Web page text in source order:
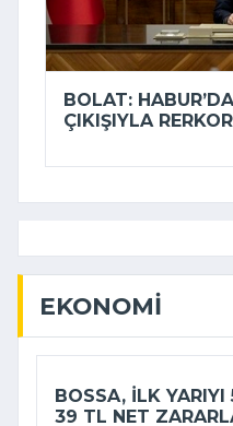
BOLAT:
ÇIKIŞIYLA
EKONOMI
BOSSA, ILK
39 TL NET